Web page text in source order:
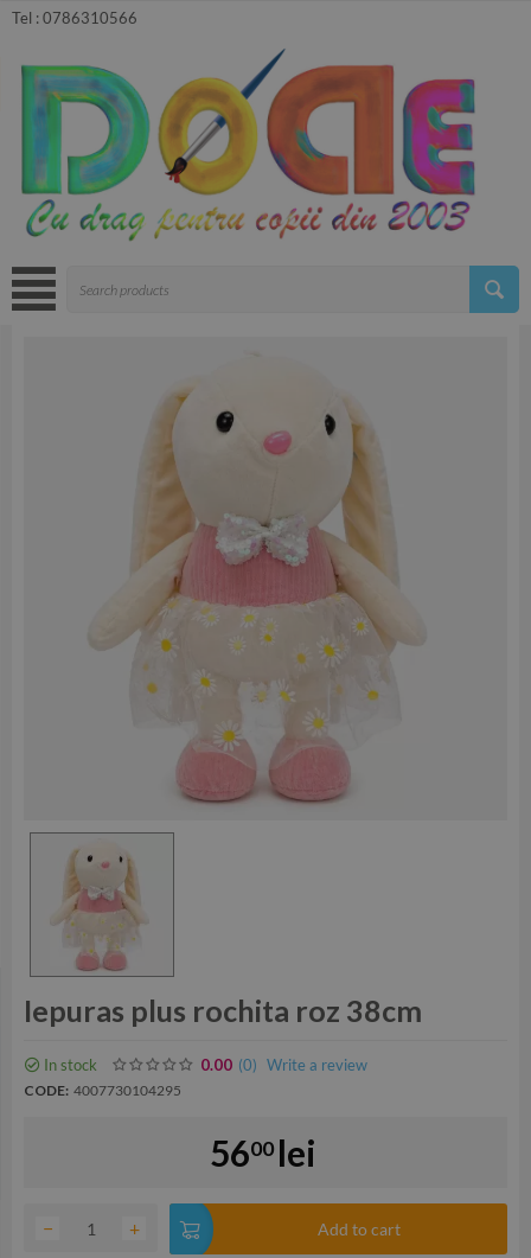
Tel :0786310566
Iepuras plus rochita roz 38cm
In stock 0.00 (0) Write a review
CODE: 4007730104295
5600 lei
+
− Add to cart